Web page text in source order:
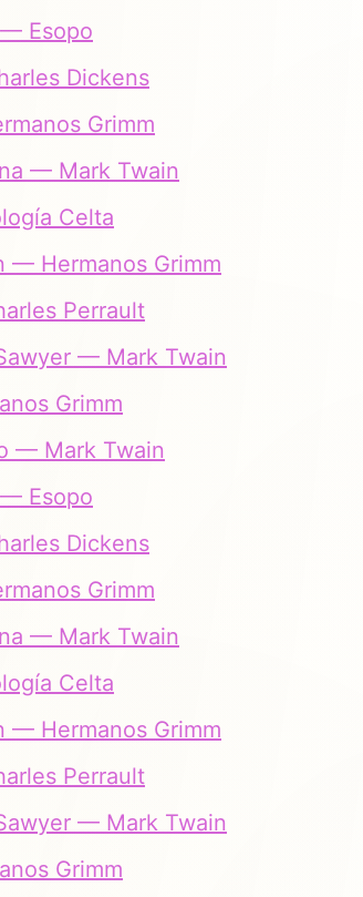
Esopo
Dickens
Grimm
— Mark Twain
Celta
— Hermanos Grimm
Perrault
— Mark Twain
Grimm
— Mark Twain
Esopo
Dickens
Grimm
— Mark Twain
Celta
— Hermanos Grimm
Perrault
— Mark Twain
Grimm